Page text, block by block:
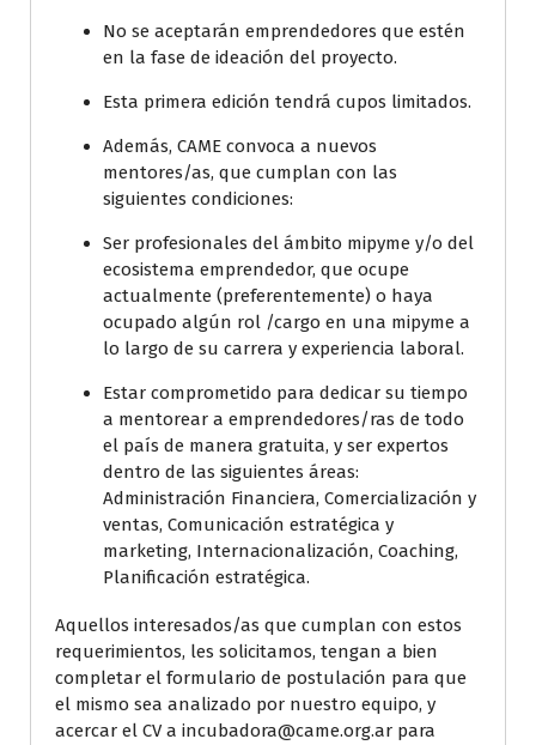
No se aceptarán emprendedores que estén
en la fase de ideación del proyecto.
Esta primera edición tendrá cupos limitados.
Además, CAME convoca a nuevos
mentores/as, que cumplan con las
siguientes condiciones:
Ser profesionales del ámbito mipyme y/o del
ecosistema emprendedor, que ocupe
actualmente (preferentemente) o haya
ocupado algún rol /cargo en una mipyme a
lo largo de su carrera y experiencia laboral.
Estar comprometido para dedicar su tiempo
a mentorear a emprendedores/ras de todo
el país de manera gratuita, y ser expertos
dentro de las siguientes áreas:
Administración Financiera, Comercialización y
ventas, Comunicación estratégica y
marketing, Internacionalización, Coaching,
Planificación estratégica.
Aquellos interesados/as que cumplan con estos
requerimientos, les solicitamos, tengan a bien
completar el formulario de postulación para que
el mismo sea analizado por nuestro equipo, y
acercar el CV a incubadora@came.org.ar para